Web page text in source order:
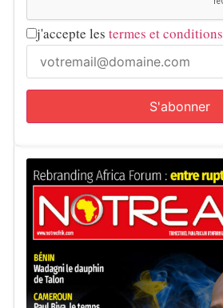
j'accepte les termes et conditions